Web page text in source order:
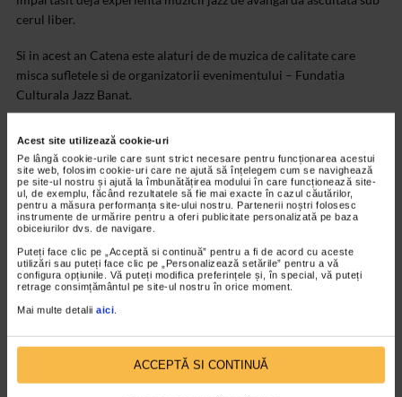
Acest site utilizează cookie-uri
Pe lângă cookie-urile care sunt strict necesare pentru funcționarea acestui
site web, folosim cookie-uri care ne ajută să înțelegem cum se navighează
pe site-ul nostru și ajută la îmbunătățirea modului în care funcționează site-
ul, de exemplu, făcând rezultatele să fie mai exacte în cazul căutărilor,
pentru a măsura performanța site-ului nostru. Partenerii noștri folosesc
instrumente de urmărire pentru a oferi publicitate personalizată pe baza
obiceiurilor dvs. de navigare.
Puteți face clic pe „Acceptă si continuă” pentru a fi de acord cu aceste
utilizări sau puteți face clic pe „Personalizează setările” pentru a vă
configura opțiunile. Vă puteți modifica preferințele și, în special, vă puteți
retrage consimțământul pe site-ul nostru în orice moment.
Mai multe detalii aici.
ACCEPTĂ SI CONTINUĂ
cerul liber.
Si in acest an Catena este alaturi de de muzica de calitate care
misca sufletele si de organizatorii evenimentului – Fundatia
Culturala Jazz Banat.
ARTICOLE ASEMANATOARE
VIDEO